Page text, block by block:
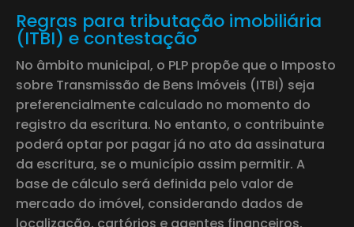
Regras para tributação imobiliária
(ITBI) e contestação
No âmbito municipal, o PLP propõe que o Imposto
sobre Transmissão de Bens Imóveis (ITBI) seja
preferencialmente calculado no momento do
registro da escritura. No entanto, o contribuinte
poderá optar por pagar já no ato da assinatura
da escritura, se o município assim permitir. A
base de cálculo será definida pelo valor de
mercado do imóvel, considerando dados de
localização, cartórios e agentes financeiros,